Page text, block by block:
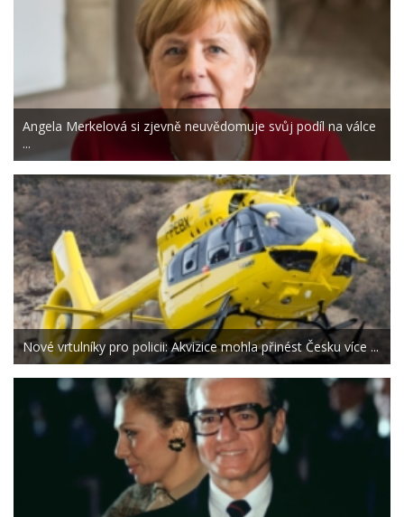
Angela Merkelová si zjevně neuvědomuje svůj podíl na válce
...
Nové vrtulníky pro policii: Akvizice mohla přinést Česku více ...